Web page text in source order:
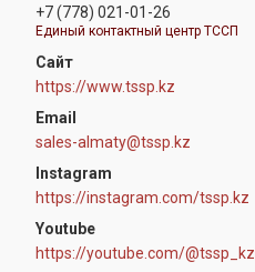
+7 (778) 021-01-26
Единый контактный центр ТССП
https://www.tssp.kz
sales-almaty@tssp.kz
Instagram
https://instagram.com/tssp.kz
Youtube
https://youtube.com/@tssp_kz